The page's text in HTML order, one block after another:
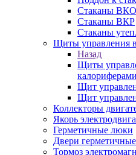
Стаканы ВКО
Стаканы ВКР
Стаканы
Щиты управления
Назад
Щиты
калориферами
Щит
Щит
Коллекторы
Якорь
Герметичные люки
Двери герметичные
Тормоз